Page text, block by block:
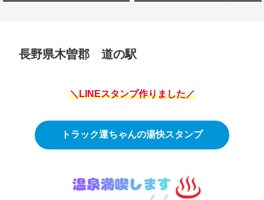
長野県木曽郡 道の駅
＼LINEスタンプ作りました／
トラック運ちゃんの湯快スタンプ